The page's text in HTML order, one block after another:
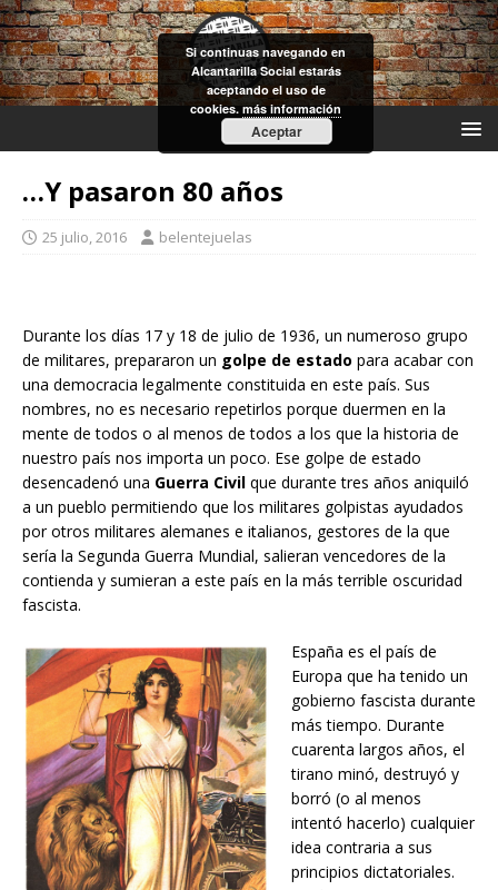
…Y pasaron 80 años
25 julio, 2016 belentejuelas
Durante los días 17 y 18 de julio de 1936, un numeroso grupo
de militares, prepararon un golpe de estado para acabar con
una democracia legalmente constituida en este país. Sus
nombres, no es necesario repetirlos porque duermen en la
mente de todos o al menos de todos a los que la historia de
nuestro país nos importa un poco. Ese golpe de estado
desencadenó una Guerra Civil que durante tres años aniquiló
a un pueblo permitiendo que los militares golpistas ayudados
por otros militares alemanes e italianos, gestores de la que
sería la Segunda Guerra Mundial, salieran vencedores de la
contienda y sumieran a este país en la más terrible oscuridad
fascista.
España es el país de
Europa que ha tenido un
gobierno fascista durante
más tiempo. Durante
cuarenta largos años, el
tirano minó, destruyó y
borró (o al menos
intentó hacerlo) cualquier
idea contraria a sus
principios dictatoriales.
Si continuas navegando en
Alcantarilla Social estarás
aceptando el uso de
cookies.más información
Aceptar